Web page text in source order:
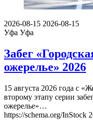
2026-08-15 2026-08-15
Уфа Уфа
Забег
ожерелье» 2026
15 августа 2026 года с
второму этапу серии
ожерелье»…
https://schema.org/InStock